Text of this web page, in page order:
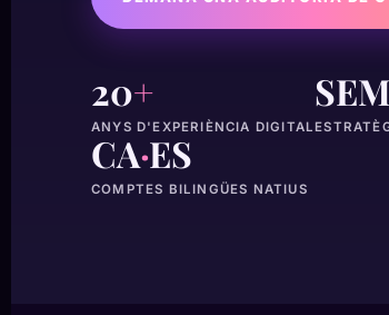
20+
ANYS D'EXPERIÈNCIA DIGITAL
SEM
CA·ES
COMPTES BILINGÜES NATIUS